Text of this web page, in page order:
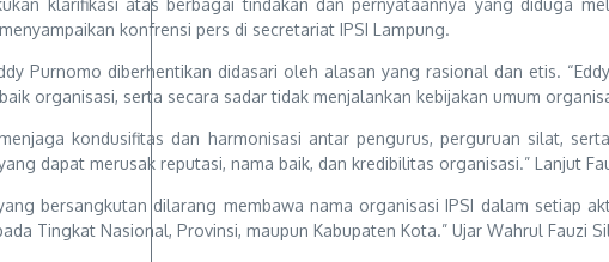
konfrensi pers di secretariat IPSI Lampung.
Purnomo diberhentikan didasari oleh alasan yang rasional dan etis.
organisasi, serta secara sadar tidak menjalankan kebijakan umum
kondusifitas dan harmonisasi antar pengurus, perguruan silat,
dapat merusak reputasi, nama baik, dan kredibilitas organisasi.” Lanjut
bersangkutan dilarang membawa nama organisasi IPSI dalam setiap
Tingkat Nasional, Provinsi, maupun Kabupaten Kota.” Ujar Wahrul Fauzi